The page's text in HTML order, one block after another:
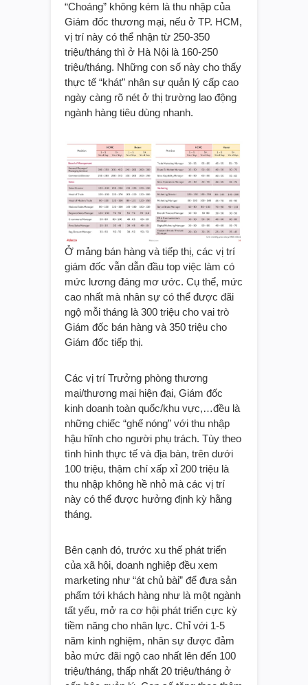
“Choáng” không kém là thu nhập của
Giám đốc thương mại, nếu ở TP. HCM,
vị trí này có thể nhận từ 250-350
triệu/tháng thì ở Hà Nội là 160-250
triệu/tháng. Những con số này cho thấy
thực tế “khát” nhân sự quản lý cấp cao
ngày càng rõ nét ở thị trường lao động
ngành hàng tiêu dùng nhanh.
Ở mảng bán hàng và tiếp thị, các vị trí
giám đốc vẫn dẫn đầu top việc làm có
mức lương đáng mơ ước. Cụ thể, mức
cao nhất mà nhân sự có thể được đãi
ngộ mỗi tháng là 300 triệu cho vai trò
Giám đốc bán hàng và 350 triệu cho
Giám đốc tiếp thị.
Các vị trí Trưởng phòng thương
mại/thương mại hiện đại, Giám đốc
kinh doanh toàn quốc/khu vực,…đều là
những chiếc “ghế nóng” với thu nhập
hậu hĩnh cho người phụ trách. Tùy theo
tình hình thực tế và địa bàn, trên dưới
100 triệu, thậm chí xấp xỉ 200 triệu là
thu nhập không hề nhỏ mà các vị trí
này có thể được hưởng định kỳ hằng
tháng.
Bên cạnh đó, trước xu thế phát triển
của xã hội, doanh nghiệp đều xem
marketing như “át chủ bài” để đưa sản
phẩm tới khách hàng như là một ngành
tất yếu, mở ra cơ hội phát triển cực kỳ
tiềm năng cho nhân lực. Chỉ với 1-5
năm kinh nghiệm, nhân sự được đảm
bảo mức đãi ngộ cao nhất lên đến 100
triệu/tháng, thấp nhất 20 triệu/tháng ở